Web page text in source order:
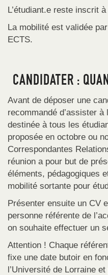
L’étudiant.e reste inscrit
La mobilité est validée
ECTS.
CANDIDATER :
Avant de déposer une
recommandé d’assister à
destinée à tous les
proposée en octobre ou
Correspondantes
réunion a pour but de
éléments, pédagogiques
mobilité sortante pour
Présenter ensuite un CV
personne référente de
on souhaite effectuer un
Attention ! Chaque
fixe une date butoir en
l’Université de Lorraine